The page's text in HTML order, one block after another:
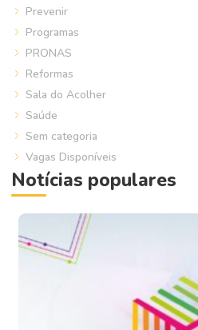
Prevenir
Programas
PRONAS
Reformas
Sala do Acolher
Saúde
Sem categoria
Vagas Disponíveis
Notícias populares